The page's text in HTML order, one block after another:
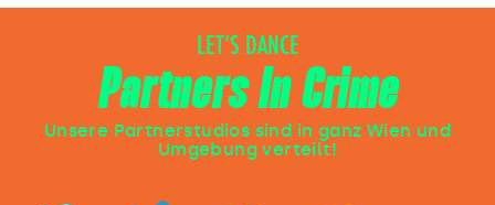
LET’S DANCE
Partners In Crime
Unsere Partnerstudios sind in ganz Wien und
Umgebung verteilt!